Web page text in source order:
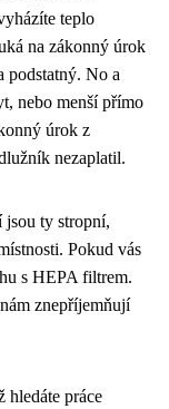
teplo
na zákonný úrok
podstatný. No a
nebo menší přímo
úrok z
nezaplatil.
jsou ty stropní,
Pokud vás
s HEPA filtrem.
znepříjemňují
hledáte práce